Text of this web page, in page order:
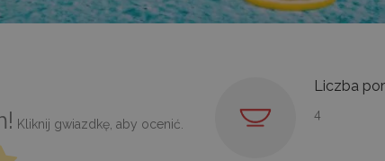
Kliknij gwiazdkę, aby ocenić.
Liczba
4